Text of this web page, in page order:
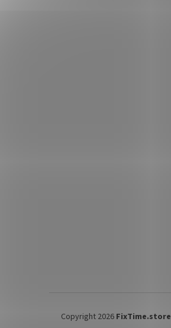
Copyright 2026 FixTime.store